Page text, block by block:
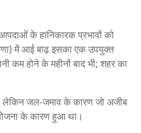
के हानिकारक प्रभावों को
में आई बाढ़ इसका एक उपयुक्त
कम होने के महीनों बाद भी; शहर का
जल-जमाव के कारण जो अजीब
के कारण हुआ था।